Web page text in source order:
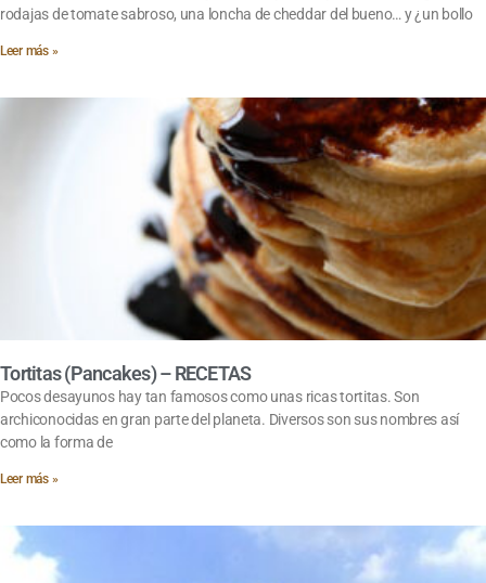
rodajas de tomate sabroso, una loncha de cheddar del bueno… y ¿un bollo
Leer más »
Tortitas (Pancakes) – RECETAS
Pocos desayunos hay tan famosos como unas ricas tortitas. Son
archiconocidas en gran parte del planeta. Diversos son sus nombres así
como la forma de
Leer más »